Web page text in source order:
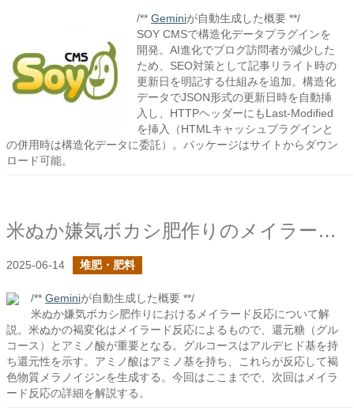
/** Geminiが自動生成した概要 **/
SOY CMSで構造化データプラグインを
開発。AI進化でブログ訪問者が減少した
ため、SEO対策として記事リライト時の
更新日を明記する仕組みを追加。構造化
データでJSON形式の更新日時を自動挿
入し、HTTPヘッダーにもLast-Modified
を挿入（HTMLキャッシュプラグインと
の併用時は構造化データに委託）。パッケージはサイトからダウン
ロード可能。
米ぬか嫌気ボカシ肥作りのメイラード反応
2025-06-14 堆肥・肥料
/** Geminiが自動生成した概要 **/
米ぬか嫌気ボカシ肥作りにおけるメイラード反応について解
説。米ぬかの褐変化はメイラード反応によるもので、還元糖（グル
コース）とアミノ酸が重要となる。グルコースはアルデヒド基を持
ち還元性を示す。アミノ酸はアミノ基を持ち、これらが反応して褐
色物質メラノイジンを生成する。今回はここまでで、次回はメイラ
ード反応の詳細を解説する。